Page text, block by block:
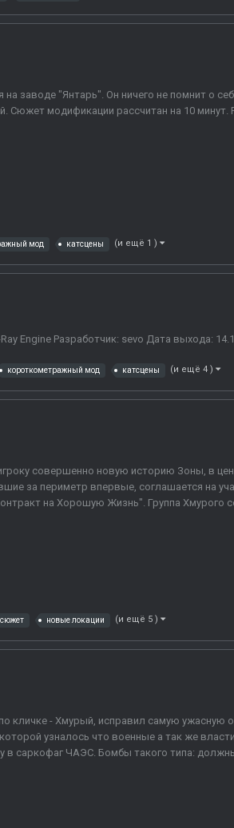
на заводе "Янтарь". Он ничего не помнит о
Сюжет модификации рассчитан на 10 минут.
мод катсцены (и ещё 1 )
Engine Разработчик: sevo Дата выхода:
короткометражный мод катсцены (и ещё 4 )
совершенно новую историю Зоны, в
за периметр впервые, соглашается на
на Хорошую Жизнь". Группа Хмурого
новые локации (и ещё 5 )
кличке - Хмурый, исправил самую ужасную
узналось что военные а так же
в саркофаг ЧАЭС. Бомбы такого типа: